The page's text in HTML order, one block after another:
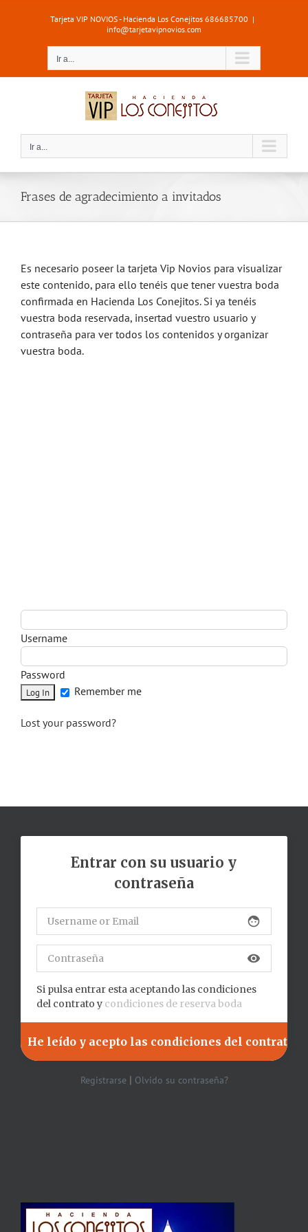
Tarjeta VIP NOVIOS - Hacienda Los Conejitos 686685700 |
info@tarjetavipnovios.com
Ir a...
Ir a...
Frases de agradecimiento a invitados
Es necesario poseer la tarjeta Vip Novios para visualizar
este contenido, para ello tenéis que tener vuestra boda
confirmada en Hacienda Los Conejitos. Si ya tenéis
vuestra boda reservada, insertad vuestro usuario y
contraseña para ver todos los contenidos y organizar
vuestra boda.
Username
Password
Remember me
Lost your password?
Entrar con su usuario y
contraseña
face
visibility
Si pulsa entrar esta aceptando las condiciones
del contrato y condiciones de reserva boda
Registrarse| Olvido su contraseña?